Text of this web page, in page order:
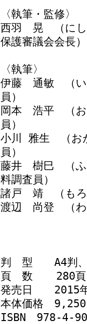
〈執筆・監修〉
西羽 晃 （にし
保護審議会会長）
〈執筆〉
伊藤 通敏 （い
員）
岡本 浩平 （お
員）
小川 雅生 （お
員）
藤井 樹巳 （ふ
料調査員）
諸戸 靖 （も
渡辺 尚登 （わ
判 型 A4判、
頁 数 280頁（
発売日 2015
本体価格
ISBN 978-4-